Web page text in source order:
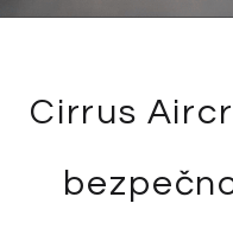
Cirrus